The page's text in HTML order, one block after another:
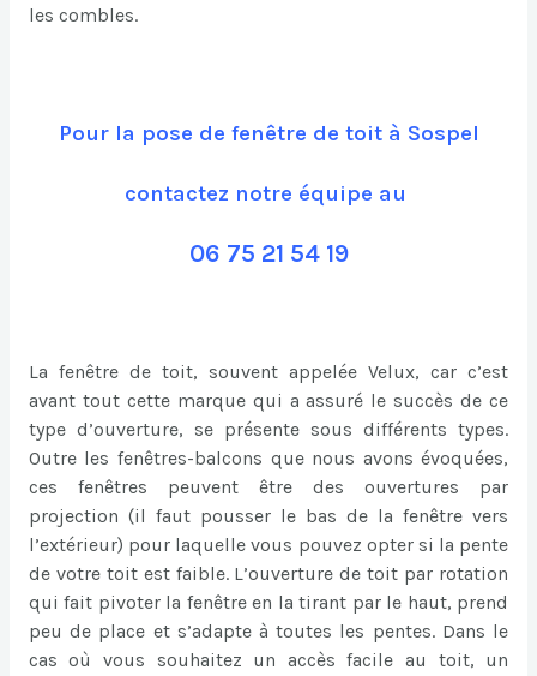
les combles.
Pour la pose de fenêtre de toit à Sospel
contactez notre équipe au
06 75 21 54 19
La fenêtre de toit, souvent appelée Velux, car c’est
avant tout cette marque qui a assuré le succès de ce
type d’ouverture, se présente sous différents types.
Outre les fenêtres-balcons que nous avons évoquées,
ces fenêtres peuvent être des ouvertures par
projection (il faut pousser le bas de la fenêtre vers
l’extérieur) pour laquelle vous pouvez opter si la pente
de votre toit est faible. L’ouverture de toit par rotation
qui fait pivoter la fenêtre en la tirant par le haut, prend
peu de place et s’adapte à toutes les pentes. Dans le
cas où vous souhaitez un accès facile au toit, un